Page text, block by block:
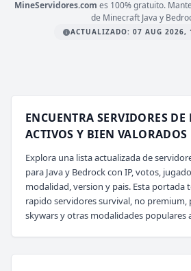
MineServidores.com es 100% gratuito.
de Minecraft Java y
ACTUALIZADO: 07 AUG 2026,
ENCUENTRA SERVIDORES
ACTIVOS Y BIEN VALORADOS
Explora una lista actualizada de
para Java y Bedrock con IP, votos,
modalidad, version y pais. Esta portada
rapido servidores survival, no premium,
skywars y otras modalidades populares